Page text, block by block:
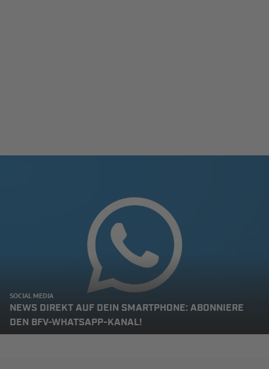
SOCIAL MEDIA
NEWS DIREKT AUF DEIN SMARTPHONE: ABONNIERE
DEN BFV-WHATSAPP-KANAL!